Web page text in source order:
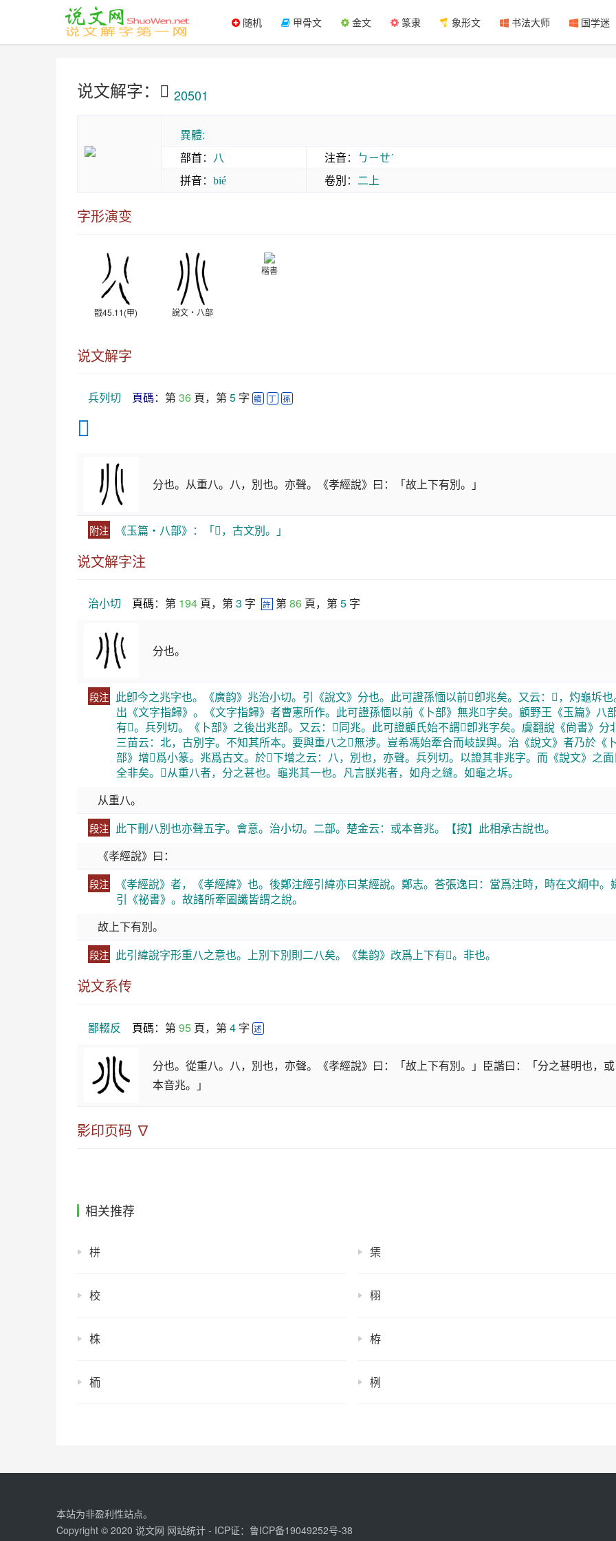
随机 甲骨文 金文 篆隶 象形文 书法大师 国学迷
说文解字：𠔁 20501
異體:
部首： 八 注音：
ㄅㄧㄝˊ
拼音： bié 卷別： 二上
字形演变
戩45.11(甲) 說文‧八部
楷書
说文解字
兵列切 頁碼：第 36 頁，第 5 字 續 丁 孫
𠔁
分也。从重八。八，別也。亦聲。《孝經說》曰：「故上下有別。」
附注 《玉篇・八部》：「𠔁，古文別。」
说文解字注
治小切 頁碼：第 194 頁，第 3 字 許 第 86 頁，第 5 字
分也。
段注 此卽今之兆字也。《廣韵》兆治小切。引《說文》分也。此可證孫愐以前𠔁卽兆矣。又云：𠧞，灼龜坼也
出《文字指歸》。《文字指歸》者曹憲所作。此可證孫愐以前《卜部》無兆𠧞字矣。顧野王《玉篇》八
有𠔁。兵列切。《卜部》之後出兆部。又云：𠧞同兆。此可證顧氏始不謂𠔁卽兆字矣。虞翻說《尙書》分
三苗云：北，古別字。不知其所本。要與重八之𠔁無涉。豈希馮始牽合而岐誤與。治《說文》者乃於《
部》增𠧞爲小篆。兆爲古文。於𠔁下增之云：八，別也，亦聲。兵列切。以證其非兆字。而《說文》之面
全非矣。𠔁从重八者，分之甚也。龜兆其一也。凡言朕兆者，如舟之縫。如龜之坼。
从重八。
段注 此下刪八別也亦聲五字。會意。治小切。二部。楚金云：或本音兆。【按】此相承古說也。
《孝經說》曰：
段注
《孝經說》者，《孝經緯》也。後鄭注經引緯亦曰某經說。鄭志。荅張逸曰：當爲注時，時在文綱中。
引《祕書》。故諸所牽圖讖皆謂之說。
故上下有別。
段注 此引緯說字形重八之意也。上別下別則二八矣。《集韵》改爲上下有𠔁。非也。
说文系传
鄙輟反 頁碼：第 95 頁，第 4 字 述
分也。從重八。八，別也，亦聲。《孝經說》曰：「故上下有別。」臣諧曰：「分之甚明也，或
本音兆。」
影印页码 ∇
相关推荐
栟 栠
校 栩
株 栫
栭 栵
本站为非盈利性站点。
Copyright © 2020 说文网 网站统计 - ICP证： 鲁ICP备19049252号-38